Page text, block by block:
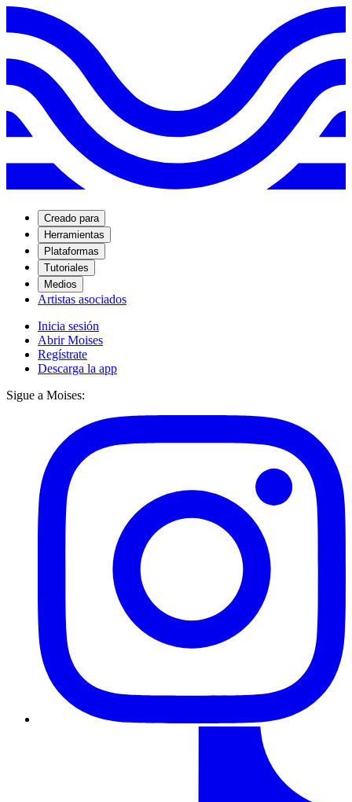
Creado para
Herramientas
Plataformas
Tutoriales
Medios
Artistas asociados
Inicia sesión
Abrir Moises
Regístrate
Descarga la app
Sigue a Moises: